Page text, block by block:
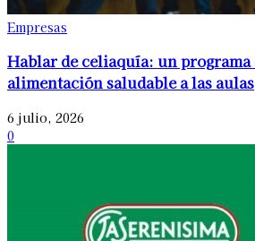
Empresas
Hablar de celiaquía: un programa
alimentación saludable a las aulas
6 julio, 2026
0